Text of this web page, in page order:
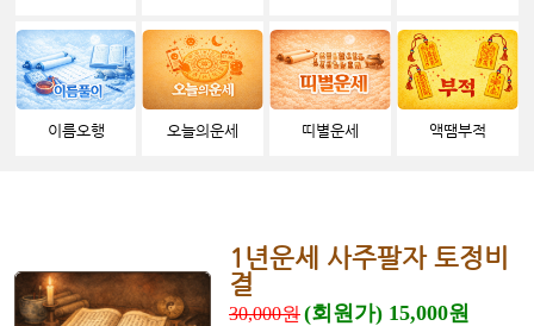
이름오행 오늘의운세 띠별운세 액땜부적
1년운세 사주팔자 토정비
결
30,000원(회원가) 15,000원